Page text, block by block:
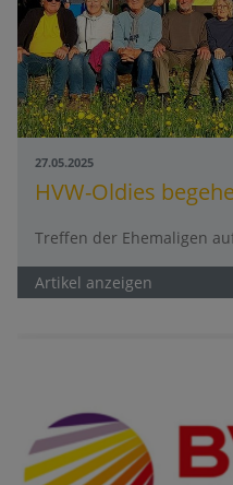
27.05.2025
Treffen der Ehemaligen
Artikel anzeigen